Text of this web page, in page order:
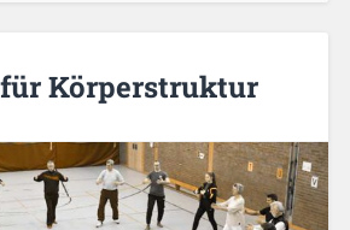
Körperstruktur